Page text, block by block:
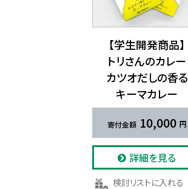
【学生開発商品】​
トリさんの​カレー
カツオだしの​香る​
キーマカレー
10,000
詳細を見る
検討リストに入れる